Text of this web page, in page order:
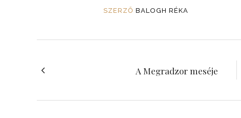
SZERZŐ BALOGH RÉKA
A Megradzor meséje